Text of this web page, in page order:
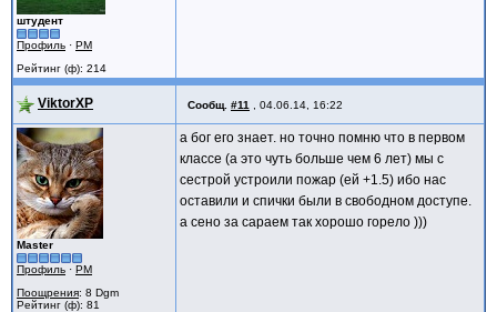
штудент
Профиль · PM
Рейтинг (ф): 214
ViktorXP Сообщ. #11 04.06.14, 16:22
Master
Профиль · PM
Поощрения: 8 Dgm
Рейтинг (ф): 81
а бог его знает. но точно помню что в первом
классе (а это чуть больше чем 6 лет) мы с
сестрой устроили пожар (ей +1.5) ибо нас
оставили и спички были в свободном доступе.
а сено за сараем так хорошо горело )))